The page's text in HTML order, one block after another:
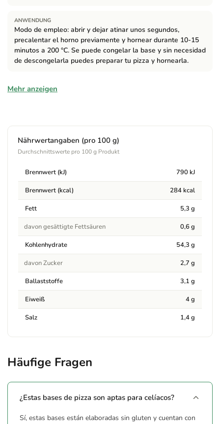
ANWENDUNG
Modo de empleo: abrir y dejar atinar unos segundos,
precalentar el horno previamente y hornear durante 10-15
minutos a 200 °C. Se puede congelar la base y sin necesidad
de descongelarla puedes preparar tu pizza y hornearla.
Zutaten
Mehr anzeigen
Nährwertangaben (pro 100 g)
Durchschnittswerte pro 100 g Produkt
Brennwert (kJ) 790 kJ
Brennwert (kcal) 284 kcal
Fett 5,3 g
davon gesättigte Fettsäuren 0,6 g
Kohlenhydrate 54,3 g
davon Zucker 2,7 g
Ballaststoffe 3,1 g
Eiweiß 4 g
Salz 1,4 g
Häufige Fragen
¿Estas bases de pizza son aptas para celíacos?
Sí, estas bases están elaboradas sin gluten y cuentan con